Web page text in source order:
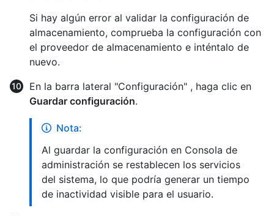
Si hay algún error al validar la configuración de
almacenamiento, comprueba la configuración con
el proveedor de almacenamiento e inténtalo de
nuevo.
En la barra lateral "Configuración" , haga clic en
Guardar configuración.
Nota:
Al guardar la configuración en Consola de
administración se restablecen los servicios
del sistema, lo que podría generar un tiempo
de inactividad visible para el usuario.